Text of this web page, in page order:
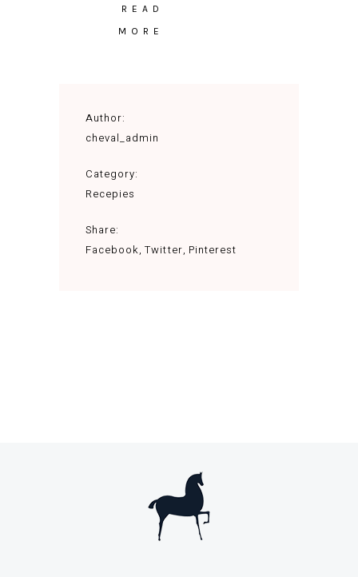
READ
MORE
Author:
cheval_admin
Category:
Recepies
Share:
Facebook Twitter Pinterest